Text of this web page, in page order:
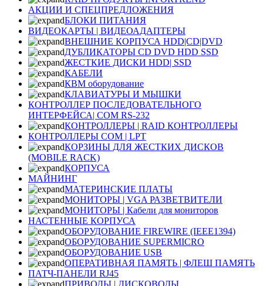
АКЦИИ И СПЕЦПРЕДЛОЖЕНИЯ
БЛОКИ ПИТАНИЯ
ВИДЕОКАРТЫ | ВИДЕОАДАПТЕРЫ
ВНЕШНИЕ КОРПУСА HDD|CD|DVD
ДУБЛИКАТОРЫ CD DVD HDD SSD
ЖЕСТКИЕ ДИСКИ HDD| SSD
КАБЕЛИ
КВМ оборудование
КЛАВИАТУРЫ И МЫШКИ
КОНТРОЛЛЕР ПОСЛЕДОВАТЕЛЬНОГО
ИНТЕРФЕЙСА| COM RS-232
КОНТРОЛЛЕРЫ | RAID КОНТРОЛЛЕРЫ
КОНТРОЛЛЕРЫ COM | LPT
КОРЗИНЫ ДЛЯ ЖЕСТКИХ ДИСКОВ
(MOBILE RACK)
КОРПУСА
МАЙНИНГ
МАТЕРИНСКИЕ ПЛАТЫ
МОНИТОРЫ | VGA РАЗВЕТВИТЕЛИ
МОНИТОРЫ | Кабели для мониторов
НАСТЕННЫЕ КОРПУСА
ОБОРУДОВАНИЕ FIREWIRE (IEEE1394)
ОБОРУДОВАНИЕ SUPERMICRO
ОБОРУДОВАНИЕ USB
ОПЕРАТИВНАЯ ПАМЯТЬ | ФЛЕШ ПАМЯТЬ
ПАТЧ-ПАНЕЛИ RJ45